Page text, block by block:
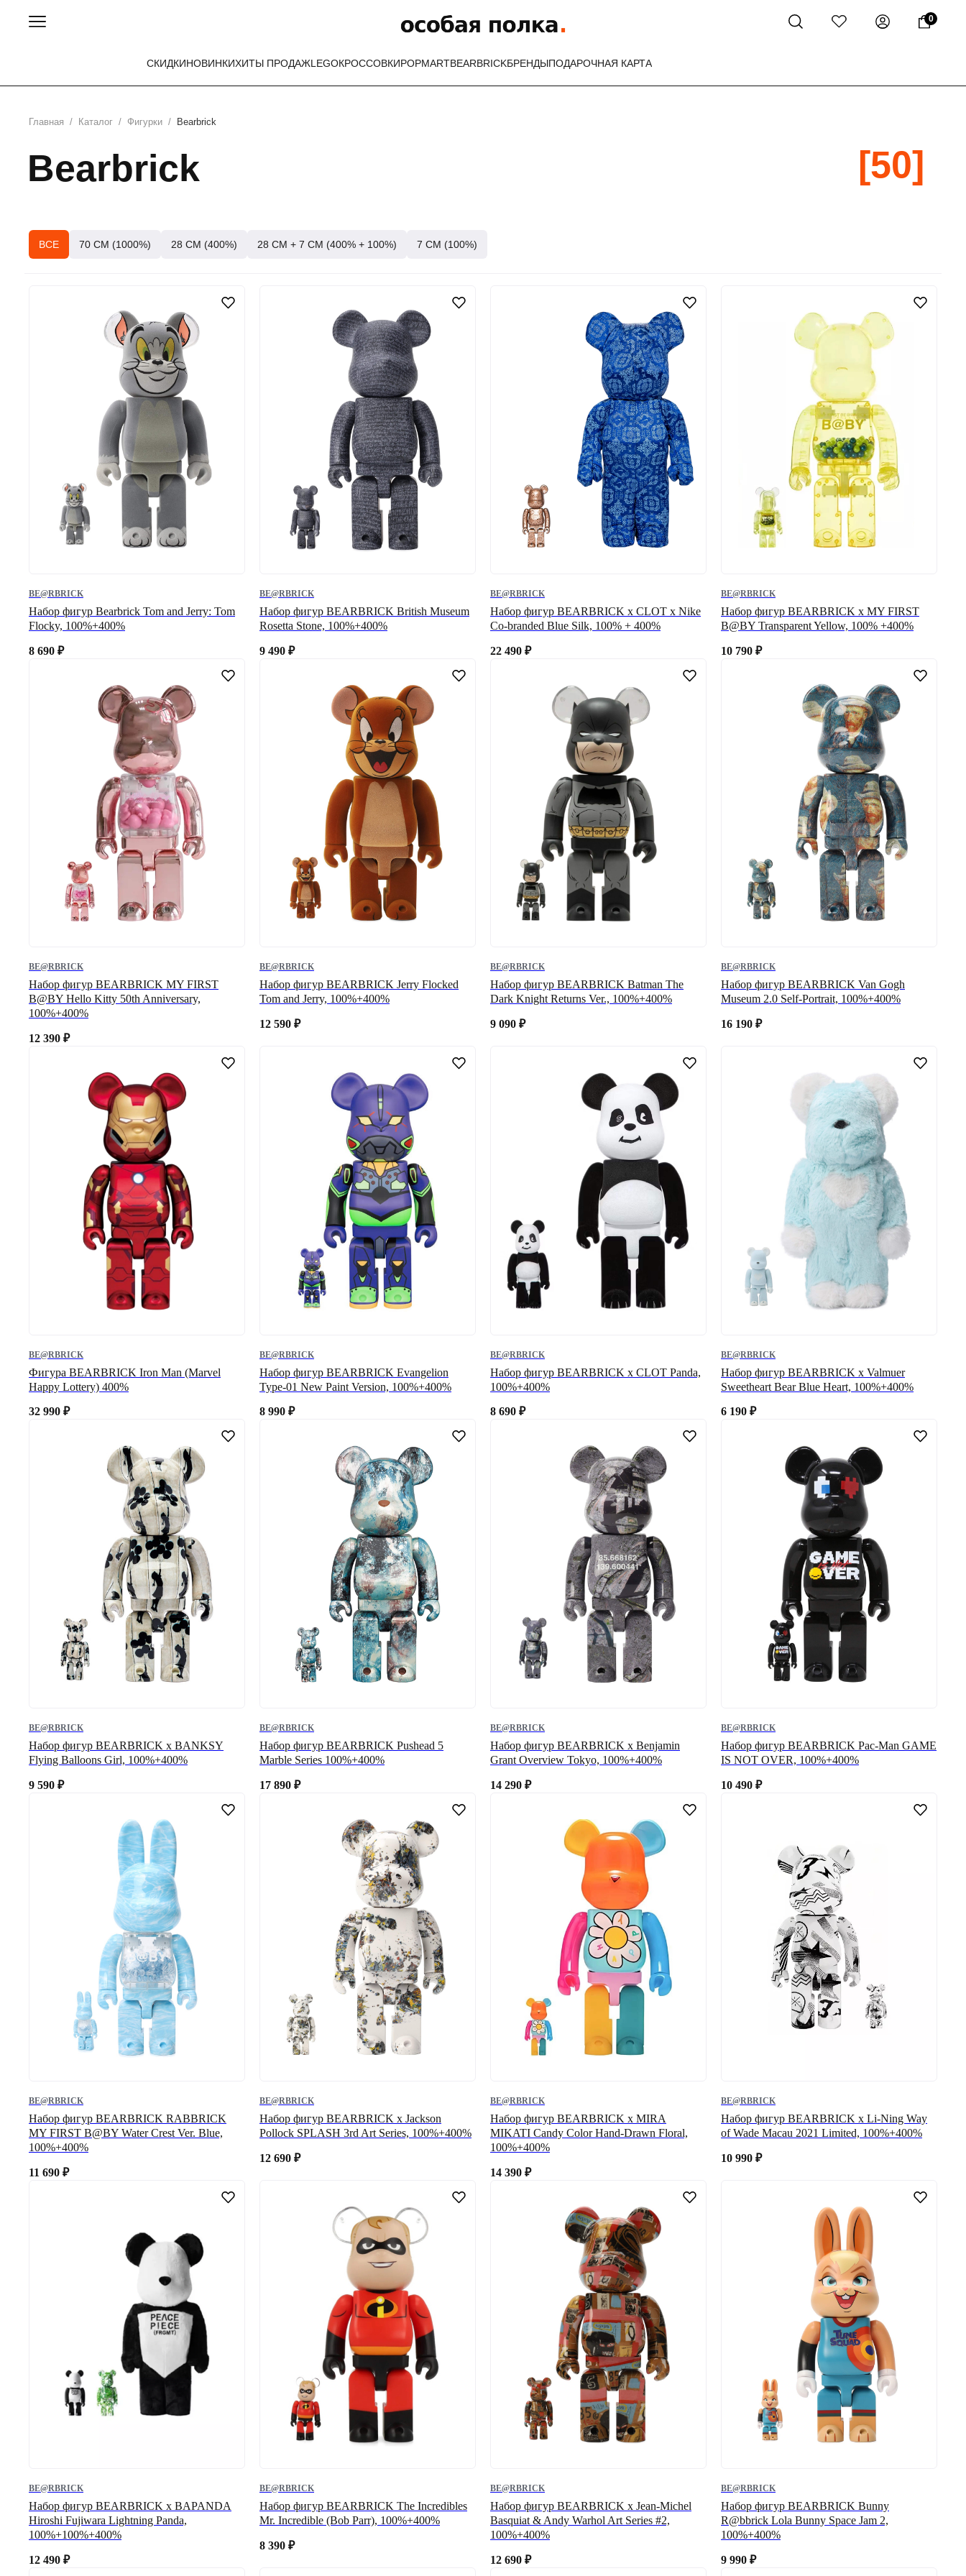
0
СКИДКИНОВИНКИХИТЫ ПРОДАЖLEGOКРОССОВКИPOPMARTBEARBRICKБРЕНДЫПОДАРОЧНАЯ КАРТА
Главная / Каталог / Фигурки / Bearbrick
Bearbrick [50]
ВСЕ 70 СМ (1000%) 28 СМ (400%) 28 СМ + 7 СМ (400% + 100%) 7 СМ (100%)
Набор фигур Bearbrick Tom and Jerry: Tom
Flocky, 100%+400%
8 690 ₽
BE@RBRICK
Набор фигур BEARBRICK British Museum
Rosetta Stone, 100%+400%
9 490 ₽
BE@RBRICK
Набор фигур BEARBRICK x CLOT x Nike
Co-branded Blue Silk, 100% + 400%
22 490 ₽
BE@RBRICK
Набор фигур BEARBRICK х MY FIRST
B@BY Transparent Yellow, 100% +400%
10 790 ₽
BE@RBRICK
Набор фигур BEARBRICK MY FIRST
B@BY Hello Kitty 50th Anniversary,
100%+400%
12 390 ₽
BE@RBRICK
Набор фигур BEARBRICK Jerry Flocked
Tom and Jerry, 100%+400%
12 590 ₽
BE@RBRICK
Набор фигур BEARBRICK Batman The
Dark Knight Returns Ver., 100%+400%
9 090 ₽
BE@RBRICK
Набор фигур BEARBRICK Van Gogh
Museum 2.0 Self-Portrait, 100%+400%
16 190 ₽
BE@RBRICK
Фигура BEARBRICK Iron Man (Marvel
Happy Lottery) 400%
32 990 ₽
BE@RBRICK
Набор фигур BEARBRICK Evangelion
Type-01 New Paint Version, 100%+400%
8 990 ₽
BE@RBRICK
Набор фигур BEARBRICK x CLOT Panda,
100%+400%
8 690 ₽
BE@RBRICK
Набор фигур BEARBRICK x Valmuer
Sweetheart Bear Blue Heart, 100%+400%
6 190 ₽
BE@RBRICK
Набор фигур BEARBRICK x BANKSY
Flying Balloons Girl, 100%+400%
9 590 ₽
BE@RBRICK
Набор фигур BEARBRICK Pushead 5
Marble Series 100%+400%
17 890 ₽
BE@RBRICK
Набор фигур BEARBRICK x Benjamin
Grant Overview Tokyo, 100%+400%
14 290 ₽
BE@RBRICK
Набор фигур BEARBRICK Pac-Man GAME
IS NOT OVER, 100%+400%
10 490 ₽
BE@RBRICK
Набор фигур BEARBRICK RABBRICK
MY FIRST B@BY Water Crest Ver. Blue,
100%+400%
11 690 ₽
BE@RBRICK
Набор фигур BEARBRICK x Jackson
Pollock SPLASH 3rd Art Series, 100%+400%
12 690 ₽
BE@RBRICK
Набор фигур BEARBRICK x MIRA
MIKATI Candy Color Hand-Drawn Floral,
100%+400%
14 390 ₽
BE@RBRICK
Набор фигур BEARBRICK x Li-Ning Way
of Wade Macau 2021 Limited, 100%+400%
10 990 ₽
BE@RBRICK
Набор фигур BEARBRICK x BAPANDA
Hiroshi Fujiwara Lightning Panda,
100%+100%+400%
12 490 ₽
BE@RBRICK
Набор фигур BEARBRICK The Incredibles
Mr. Incredible (Bob Parr), 100%+400%
8 390 ₽
BE@RBRICK
Набор фигур BEARBRICK x Jean-Michel
Basquiat & Andy Warhol Art Series #2,
100%+400%
12 690 ₽
BE@RBRICK
Набор фигур BEARBRICK Bunny
R@bbrick Lola Bunny Space Jam 2,
100%+400%
9 990 ₽
BE@RBRICK